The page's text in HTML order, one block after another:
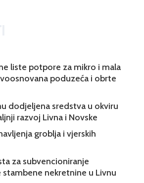
liste potpore za mikro i mala
poduzeća i obrte
dodjeljena sredstva u okviru
razvoj Livna i Novske
groblja i vjerskih
za subvencioniranje
stambene nekretnine u Livnu